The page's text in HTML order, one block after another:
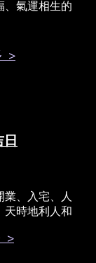
、氣運相生的
>
業、入宅、人
天時地利人和
>